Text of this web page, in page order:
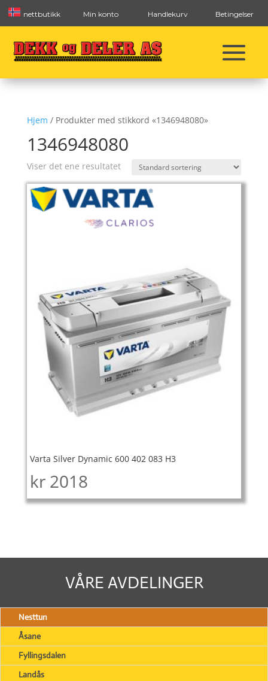
nettbutikk Min konto Handlekurv Betingelser
Hjem / Produkter med stikkord «1346948080»
1346948080
Viser det ene resultatet
Varta Silver Dynamic 600 402 083 H3
kr 2018
VÅRE AVDELINGER
Nesttun
Åsane
Fyllingsdalen
Landås